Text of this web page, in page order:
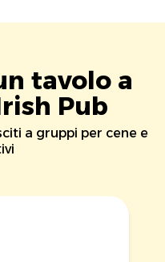
tavolo a
Pub
a gruppi per cene e